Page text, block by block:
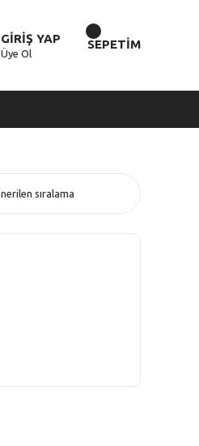
GİRİŞ YAP
Üye Ol
SEPETİM